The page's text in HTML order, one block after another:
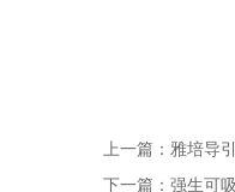
上一篇： 雅培导
下一篇： 强生可